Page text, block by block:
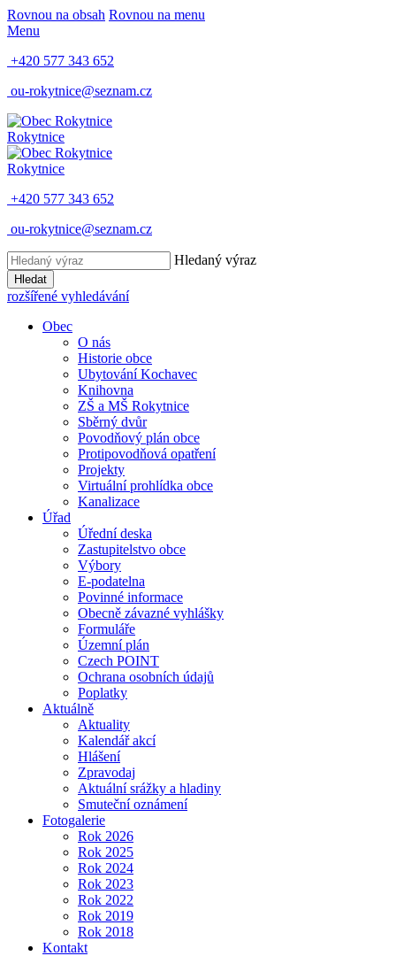
Rovnou na obsah Rovnou na menu
Menu
+420 577 343 652
ou-rokytnice@seznam.cz
Rokytnice
Rokytnice
+420 577 343 652
ou-rokytnice@seznam.cz
Hledaný výraz
Hledat
rozšířené vyhledávání
Obec
O nás
Historie obce
Ubytování Kochavec
Knihovna
ZŠ a MŠ Rokytnice
Sběrný dvůr
Povodňový plán obce
Protipovodňová opatření
Projekty
Virtuální prohlídka obce
Kanalizace
Úřad
Úřední deska
Zastupitelstvo obce
Výbory
E-podatelna
Povinné informace
Obecně závazné vyhlášky
Formuláře
Územní plán
Czech POINT
Ochrana osobních údajů
Poplatky
Aktuálně
Aktuality
Kalendář akcí
Hlášení
Zpravodaj
Aktuální srážky a hladiny
Smuteční oznámení
Fotogalerie
Rok 2026
Rok 2025
Rok 2024
Rok 2023
Rok 2022
Rok 2019
Rok 2018
Kontakt